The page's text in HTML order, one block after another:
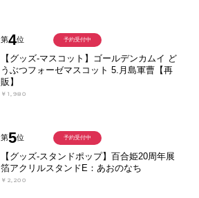
第4位
【グッズ-マスコット】ゴールデンカムイ ど
うぶつフォーゼマスコット 5.月島軍曹【再
販】
￥1,980
予約受付中
第5位
【グッズ-スタンドポップ】百合姫20周年展
箔アクリルスタンドE：あおのなち
￥2,200
予約受付中